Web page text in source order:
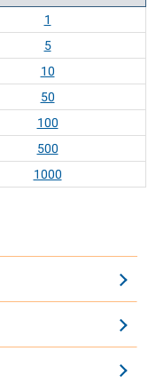
1
5
10
50
100
500
1000